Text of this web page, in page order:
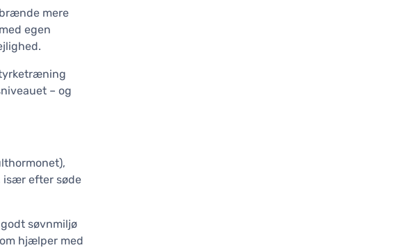
mere
egen
– og
især efter søde
søvnmiljø
hjælper med